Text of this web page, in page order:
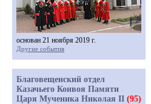
основан 21 ноября 2019 г.
Другие события
Благовещенский отдел
Казачьего Конвоя Памяти
Царя Мученика Николая II (95)